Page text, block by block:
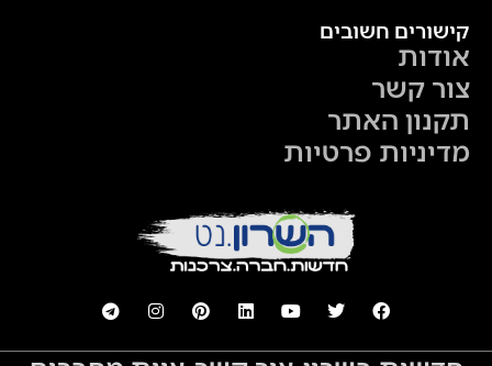
קישורים חשובים
אודות
צור קשר
תקנון האתר
מדיניות פרטיות